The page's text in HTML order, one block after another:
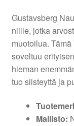
Gustavsberg
niille, jotka
muotoilua.
soveltuu
hieman
tuo siisteyttä ja
Mallisto: